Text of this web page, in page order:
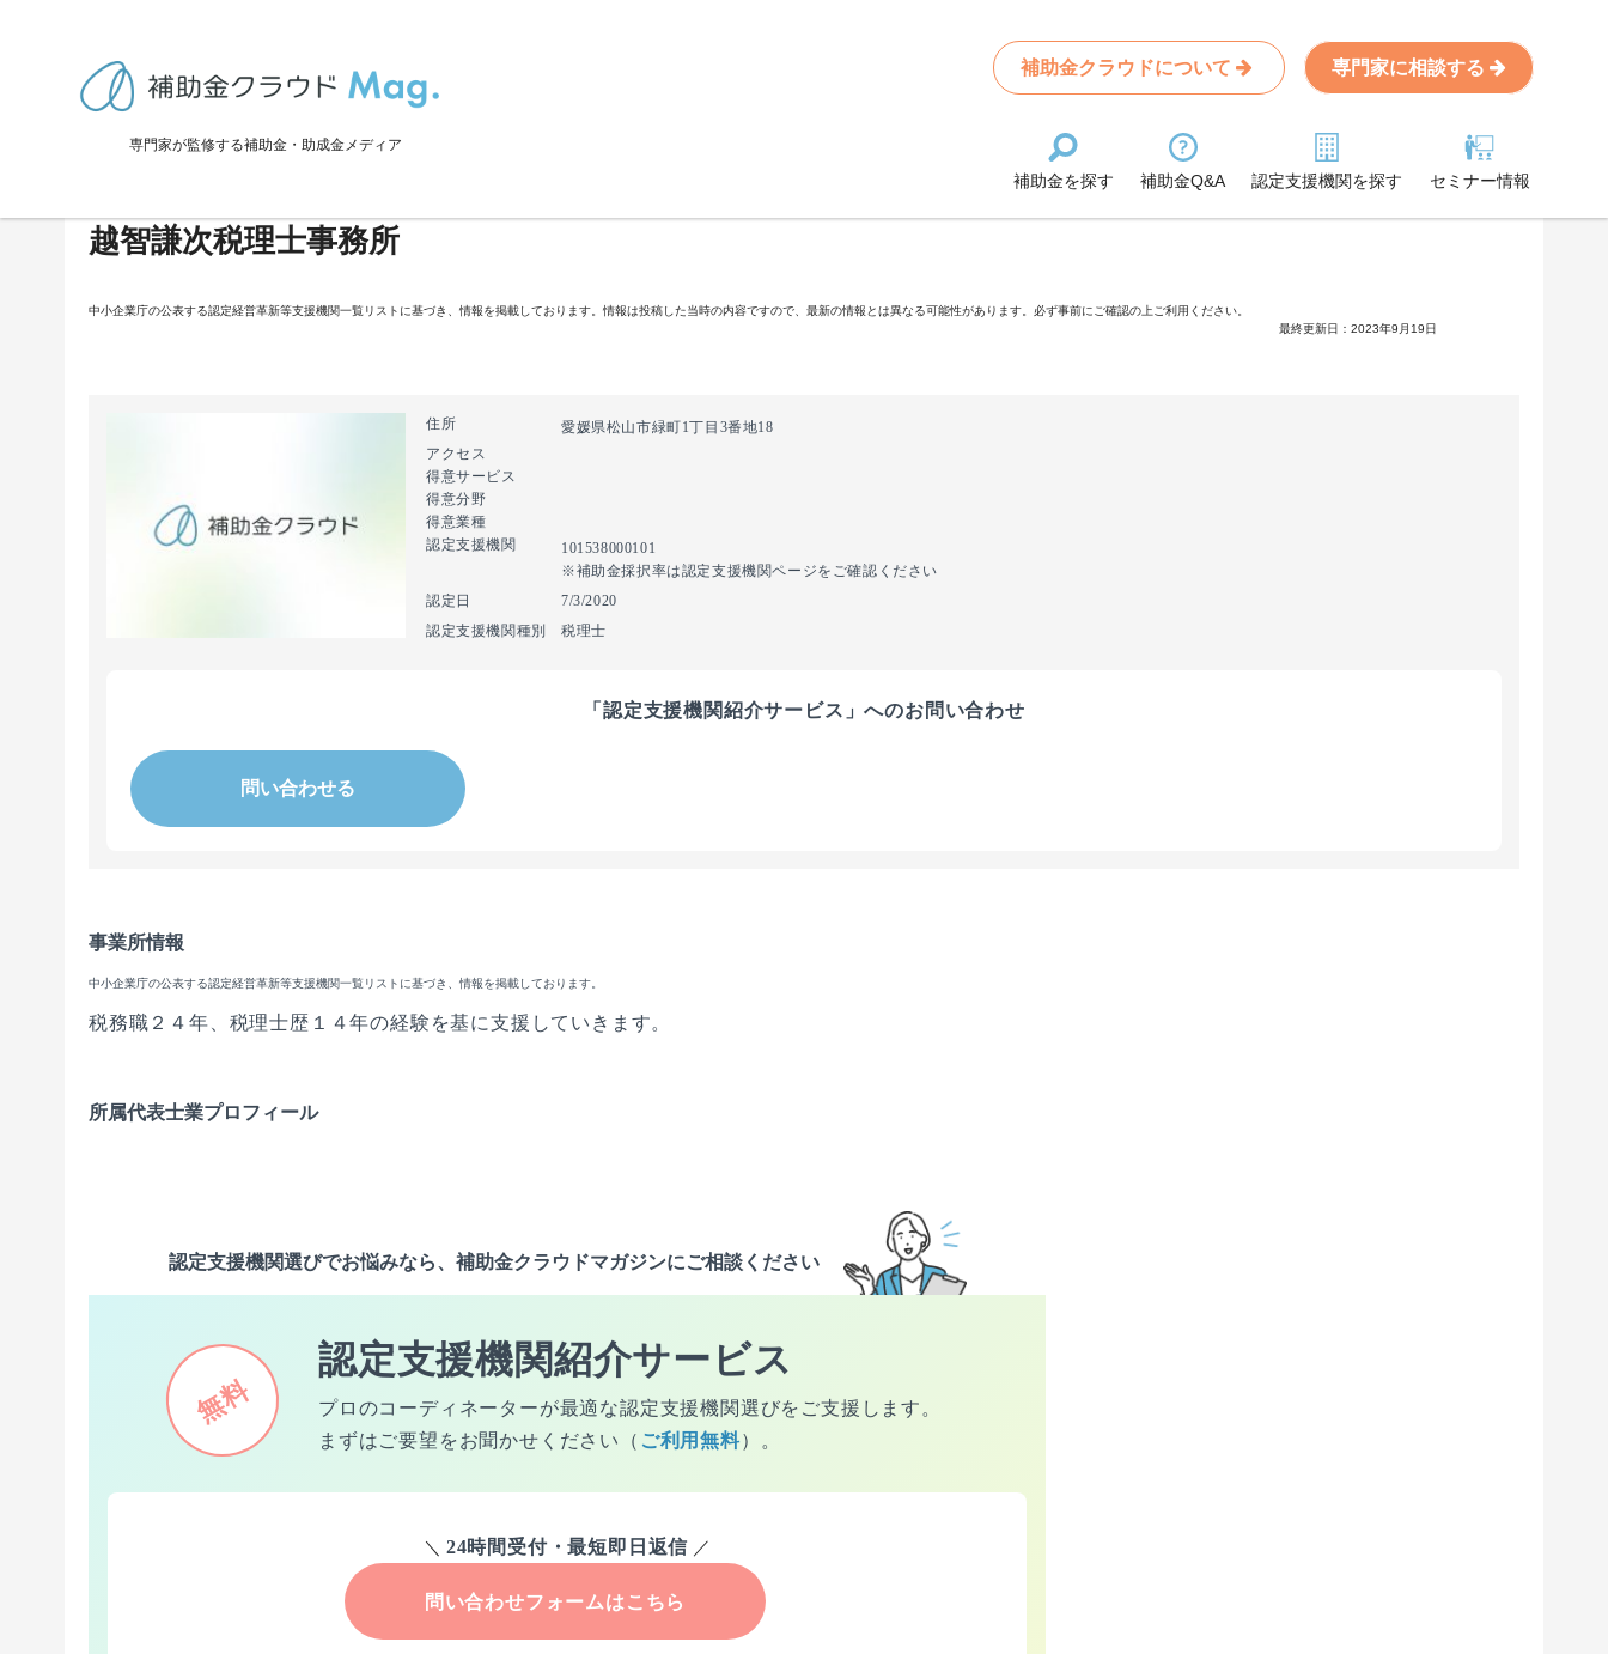
専門家が監修する補助金・助成金メディア
補助金クラウドについて 専門家に相談する
補助金を探す 補助金Q&A 認定支援機関を探す セミナー情報
越智謙次税理士事務所
中小企業庁の公表する認定経営革新等支援機関一覧リストに基づき、情報を掲載しております。情報は投稿した当時の内容ですので、最新の情報とは異なる可能性があります。必ず事前にご確認の上ご利用ください。
最終更新日：2023年9月19日
住所
愛媛県松山市緑町1丁目3番地18
アクセス
得意サービス
得意分野
得意業種
認定支援機関
101538000101
※補助金採択率は認定支援機関ページをご確認ください
認定日
7/3/2020
認定支援機関種別
税理士
「認定支援機関紹介サービス」へのお問い合わせ
問い合わせる
事業所情報
中小企業庁の公表する認定経営革新等支援機関一覧リストに基づき、情報を掲載しております。
税務職２４年、税理士歴１４年の経験を基に支援していきます。
所属代表士業プロフィール
認定支援機関選びでお悩みなら、補助金クラウドマガジンにご相談ください
無料
認定支援機関紹介サービス
プロのコーディネーターが最適な認定支援機関選びをご支援します。
まずはご要望をお聞かせください（ ご利用無料）。
＼ 24時間受付・最短即日返信 ／
問い合わせフォームはこちら